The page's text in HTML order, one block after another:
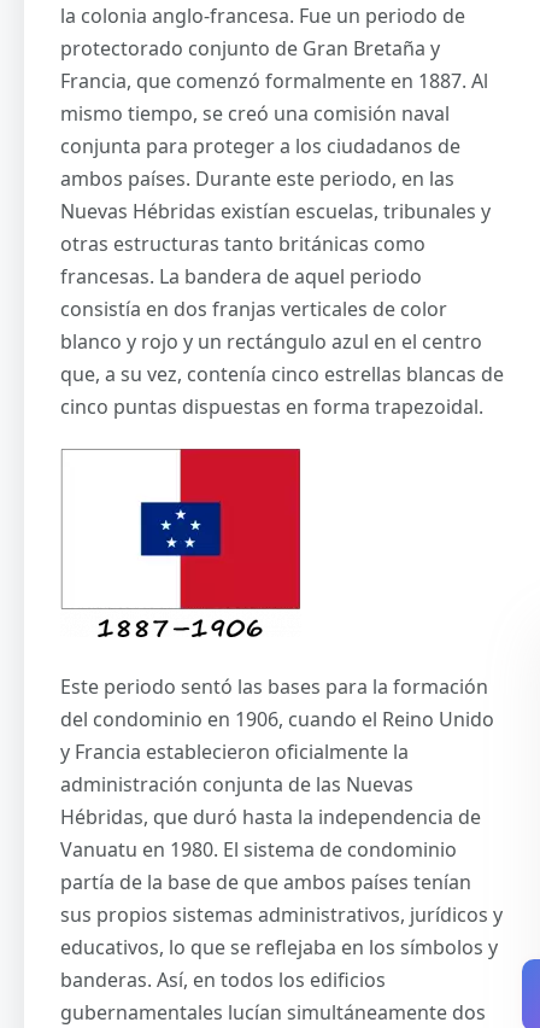
la colonia anglo-francesa. Fue un periodo de
protectorado conjunto de Gran Bretaña y
Francia, que comenzó formalmente en 1887. Al
mismo tiempo, se creó una comisión naval
conjunta para proteger a los ciudadanos de
ambos países. Durante este periodo, en las
Nuevas Hébridas existían escuelas, tribunales y
otras estructuras tanto británicas como
francesas. La bandera de aquel periodo
consistía en dos franjas verticales de color
blanco y rojo y un rectángulo azul en el centro
que, a su vez, contenía cinco estrellas blancas de
cinco puntas dispuestas en forma trapezoidal.
Este periodo sentó las bases para la formación
del condominio en 1906, cuando el Reino Unido
y Francia establecieron oficialmente la
administración conjunta de las Nuevas
Hébridas, que duró hasta la independencia de
Vanuatu en 1980. El sistema de condominio
partía de la base de que ambos países tenían
sus propios sistemas administrativos, jurídicos y
educativos, lo que se reflejaba en los símbolos y
banderas. Así, en todos los edificios
gubernamentales lucían simultáneamente dos